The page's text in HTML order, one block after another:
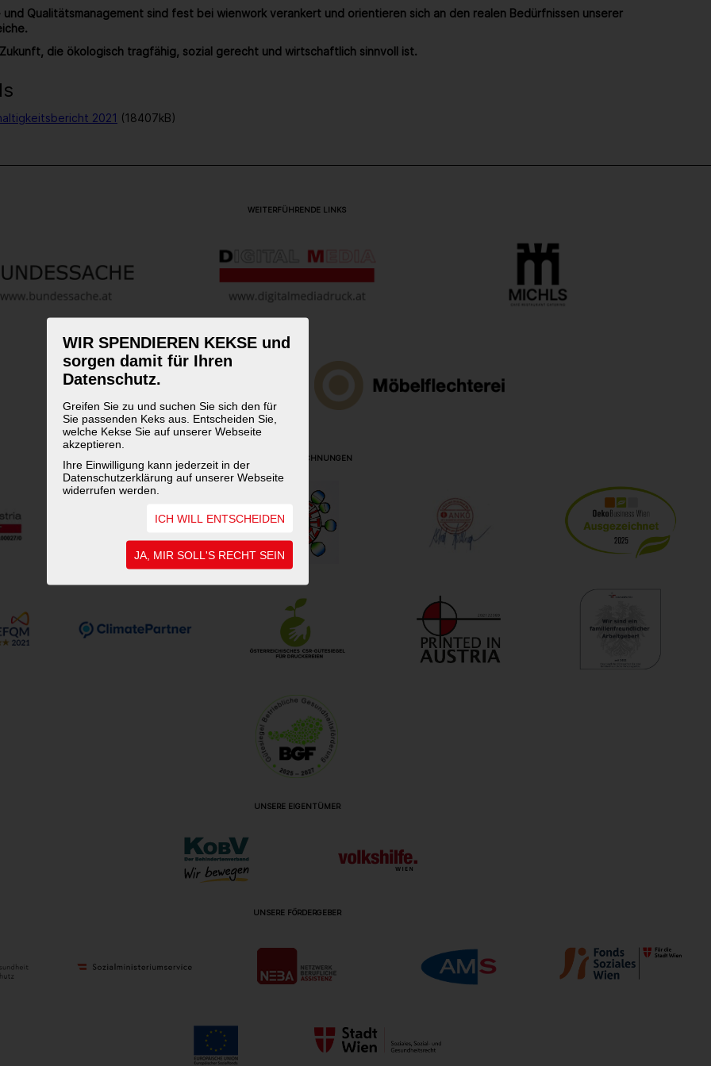
WIR SPENDIEREN KEKSE und
sorgen damit für Ihren
Datenschutz.
Greifen Sie zu und suchen Sie sich den für
Sie passenden Keks aus. Entscheiden Sie,
welche Kekse Sie auf unserer Webseite
akzeptieren.
Ihre Einwilligung kann jederzeit in der
Datenschutzerklärung auf unserer Webseite
widerrufen werden.
ICH WILL ENTSCHEIDEN
JA, MIR SOLL'S RECHT SEIN
Qualitätsmanagement sind fest bei wienwork verankert und orientieren sich an den realen Bedürfnissen unserer
die ökologisch tragfähig, sozial gerecht und wirtschaftlich sinnvoll ist.
2021 (18407kB)
WEITERFÜHRENDE LINKS
UNSERE AUSZEICHNUNGEN
UNSERE EIGENTÜMER
UNSERE FÖRDERGEBER